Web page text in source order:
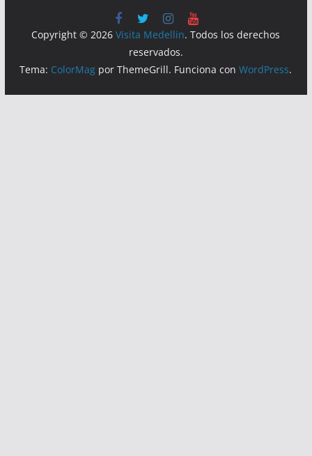
Copyright © 2026Visita Medellin. Todos los derechos
reservados.
Tema: ColorMag por ThemeGrill. Funciona conWordPress.